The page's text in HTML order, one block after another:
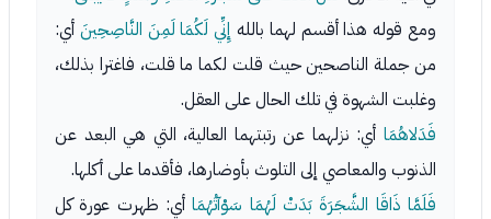
ومع قوله هذا أقسم لهما بالله إِنِّي لَكُمَا لَمِنَ النَّاصِحِينَ أي:
من جملة الناصحين حيث قلت لكما ما قلت، فاغترا بذلك،
وغلبت الشهوة في تلك الحال على العقل.
فَدَلاهُمَا أي: نزلهما عن رتبتهما العالية، التي هي البعد عن
الذنوب والمعاصي إلى التلوث بأوضارها، فأقدما على أكلها.
فَلَمَّا ذَاقَا الشَّجَرَةَ بَدَتْ لَهُمَا سَوْآتُهُمَاأي: ظهرت عورة كل